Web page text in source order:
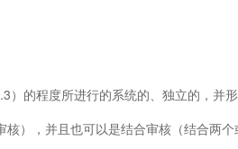
的程度所进行的系统的、独立的，并形
，并且也可以是结合审核（结合两个